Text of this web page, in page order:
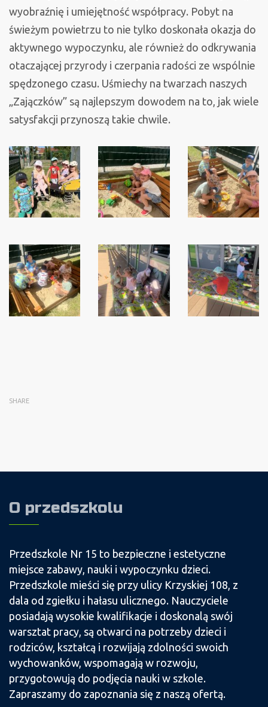
wyobraźnię i umiejętność współpracy. Pobyt na
świeżym powietrzu to nie tylko doskonała okazja do
aktywnego wypoczynku, ale również do odkrywania
otaczającej przyrody i czerpania radości ze wspólnie
spędzonego czasu. Uśmiechy na twarzach naszych
„Zajączków” są najlepszym dowodem na to, jak wiele
satysfakcji przynoszą takie chwile.
SHARE
O przedszkolu
Przedszkole Nr 15 to bezpieczne i estetyczne
miejsce zabawy, nauki i wypoczynku dzieci.
Przedszkole mieści się przy ulicy Krzyskiej 108, z
dala od zgiełku i hałasu ulicznego. Nauczyciele
posiadają wysokie kwalifikacje i doskonalą swój
warsztat pracy, są otwarci na potrzeby dzieci i
rodziców, kształcą i rozwijają zdolności swoich
wychowanków, wspomagają w rozwoju,
przygotowują do podjęcia nauki w szkole.
Zapraszamy do zapoznania się z naszą ofertą.